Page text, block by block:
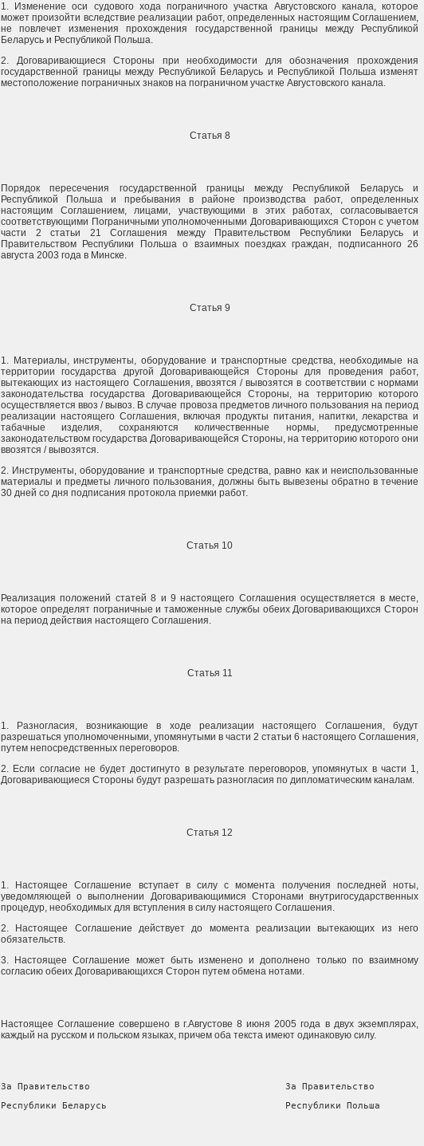
1. Изменение оси судового хода пограничного участка Августовского канала, которое
может произойти вследствие реализации работ, определенных настоящим Соглашением,
не повлечет изменения прохождения государственной границы между Республикой
Беларусь и Республикой Польша.
2. Договаривающиеся Стороны при необходимости для обозначения прохождения
государственной границы между Республикой Беларусь и Республикой Польша изменят
местоположение пограничных знаков на пограничном участке Августовского канала.
Статья 8
Порядок пересечения государственной границы между Республикой Беларусь и
Республикой Польша и пребывания в районе производства работ, определенных
настоящим Соглашением, лицами, участвующими в этих работах, согласовывается
соответствующими Пограничными уполномоченными Договаривающихся Сторон с учетом
части 2 статьи 21 Соглашения между Правительством Республики Беларусь и
Правительством Республики Польша о взаимных поездках граждан, подписанного 26
августа 2003 года в Минске.
Статья 9
1. Материалы, инструменты, оборудование и транспортные средства, необходимые на
территории государства другой Договаривающейся Стороны для проведения работ,
вытекающих из настоящего Соглашения, ввозятся / вывозятся в соответствии с нормами
законодательства государства Договаривающейся Стороны, на территорию которого
осуществляется ввоз / вывоз. В случае провоза предметов личного пользования на период
реализации настоящего Соглашения, включая продукты питания, напитки, лекарства и
табачные изделия, сохраняются количественные нормы, предусмотренные
законодательством государства Договаривающейся Стороны, на территорию которого они
ввозятся / вывозятся.
2. Инструменты, оборудование и транспортные средства, равно как и неиспользованные
материалы и предметы личного пользования, должны быть вывезены обратно в течение
30 дней со дня подписания протокола приемки работ.
Статья 10
Реализация положений статей 8 и 9 настоящего Соглашения осуществляется в месте,
которое определят пограничные и таможенные службы обеих Договаривающихся Сторон
на период действия настоящего Соглашения.
Статья 11
1. Разногласия, возникающие в ходе реализации настоящего Соглашения, будут
разрешаться уполномоченными, упомянутыми в части 2 статьи 6 настоящего Соглашения,
путем непосредственных переговоров.
2. Если согласие не будет достигнуто в результате переговоров, упомянутых в части 1,
Договаривающиеся Стороны будут разрешать разногласия по дипломатическим каналам.
Статья 12
1. Настоящее Соглашение вступает в силу с момента получения последней ноты,
уведомляющей о выполнении Договаривающимися Сторонами внутригосударственных
процедур, необходимых для вступления в силу настоящего Соглашения.
2. Настоящее Соглашение действует до момента реализации вытекающих из него
обязательств.
3. Настоящее Соглашение может быть изменено и дополнено только по взаимному
согласию обеих Договаривающихся Сторон путем обмена нотами.
Настоящее Соглашение совершено в г.Августове 8 июня 2005 года в двух экземплярах,
каждый на русском и польском языках, причем оба текста имеют одинаковую силу.
За Правительство                                   За Правительство
Республики Беларусь                                Республики Польша